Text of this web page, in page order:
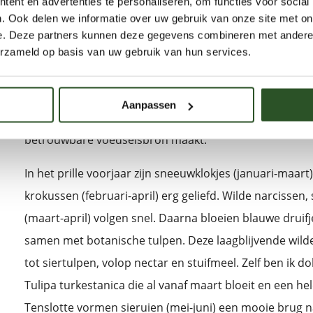
Ook delen we informatie over uw gebruik van onze site met
Deze partners kunnen deze gegevens combineren met
op basis van uw gebruik van hun services.
Aanpassen
De keuze aan bloembollen is groot, dus welke kies je
even interessant voor bijen. Zo zijn de populaire
maar dragen ze weinig bij aan de biodiversiteit.
waardevol zijn, zoals verwilderingsbollen en
eeuwenlang in onze natuur, waardoor bijen ze maar
komen ze elk jaar weer terug en verspreiden zich
betrouwbare voedselsbron maakt.
In het prille voorjaar zijn sneeuwklokjes (januari-
krokussen (februari-april) erg geliefd. Wilde
(maart-april) volgen snel. Daarna bloeien blauwe
samen met botanische tulpen. Deze laagblijvende
tot siertulpen, volop nectar en stuifmeel. Zelf ben ik
Tulipa turkestanica die al vanaf maart bloeit en een
Tenslotte vormen sieruien (mei-juni) een mooie brug